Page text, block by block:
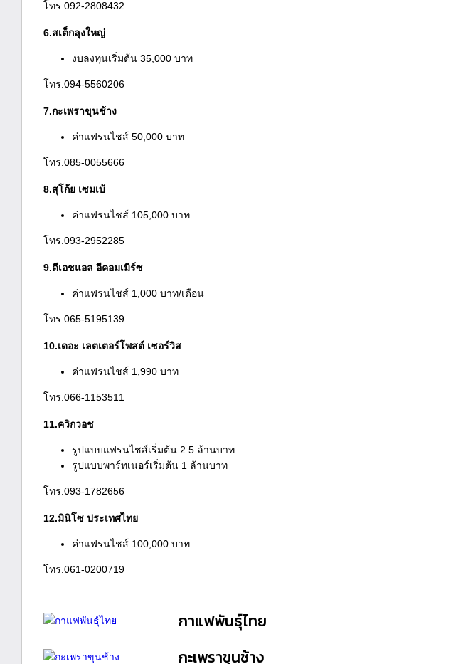
โทร.092-2808432
6.สเต็กลุงใหญ่
งบลงทุนเริ่มต้น 35,000 บาท
โทร.094-5560206
7.กะเพราขุนช้าง
ค่าแฟรนไชส์ 50,000 บาท
โทร.085-0055666
8.สุโก้ย เซมเบ้
ค่าแฟรนไชส์ 105,000 บาท
โทร.093-2952285
9.ดีเอชแอล อีคอมเมิร์ซ
ค่าแฟรนไชส์ 1,000 บาท/เดือน
โทร.065-5195139
10.เดอะ เลตเตอร์โพสต์ เซอร์วิส
ค่าแฟรนไชส์ 1,990 บาท
โทร.066-1153511
11.ควิกวอช
รูปแบบแฟรนไชส์เริ่มต้น 2.5 ล้านบาท
รูปแบบพาร์ทเนอร์เริ่มต้น 1 ล้านบาท
โทร.093-1782656
12.มินิโซ ประเทศไทย
ค่าแฟรนไชส์ 100,000 บาท
โทร.061-0200719
กาแฟพันธุ์ไทย
กะเพราขุนช้าง